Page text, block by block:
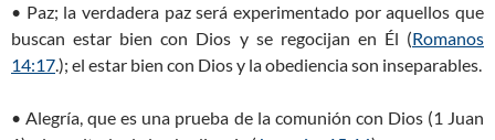
• Paz; la verdadera paz será experimentado por aquellos que
buscan estar bien con Dios y se regocijan en Él (Romanos
14:17.); el estar bien con Dios y la obediencia son inseparables.
• Alegría, que es una prueba de la comunión con Dios (1 Juan